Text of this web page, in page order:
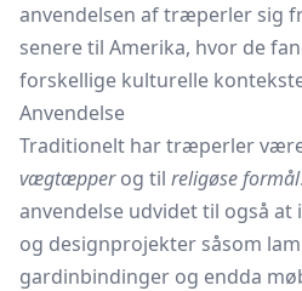
anvendelsen af træperler sig
senere til Amerika, hvor de
forskellige kulturelle
Anvendelse
Traditionelt har træperler
vægtæpperog til religøse formål
anvendelse udvidet til også
og designprojekter såsom
gardinbindinger og endda